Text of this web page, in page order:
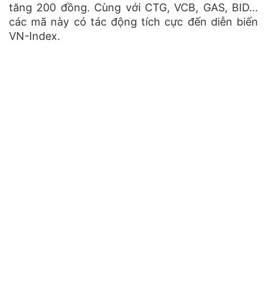
tăng 200 đồng. Cùng với CTG, VCB, GAS, BID…
các mã này có tác động tích cực đến diễn biến
VN-Index.